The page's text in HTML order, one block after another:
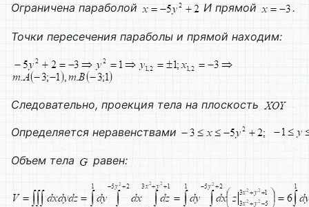
Ограничена параболой
И прямой .
Точки пересечения параболы и прямой находим:
Следовательно, проекция тела на плоскость
Определяется неравенствами
Объем тела равен: